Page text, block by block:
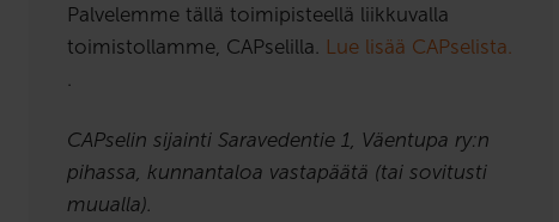
Palvelemme tällä toimipisteellä liikkuvalla
toimistollamme, CAPselilla. Lue lisää CAPselista.
.
CAPselin sijainti Saravedentie 1, Väentupa ry:n
pihassa, kunnantaloa vastapäätä (tai sovitusti
muualla).